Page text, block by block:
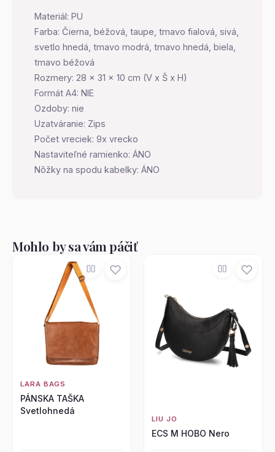
Materiál: PU
Farba: Čierna, béžová, taupe, tmavo fialová, sivá,
svetlo hnedá, tmavo modrá, tmavo hnedá, biela,
tmavo béžová
Rozmery: 28 x 31 x 10 cm (V x Š x H)
Formát A4: NIE
Ozdoby: nie
Uzatváranie: Zips
Počet vreciek: 9x vrecko
Nastaviteľné ramienko: ÁNO
Nôžky na spodu kabelky: ÁNO
Mohlo by sa vám páčiť
LARA BAGS
PÁNSKA TAŠKA
Svetlohnedá
LIU JO
ECS M HOBO Nero